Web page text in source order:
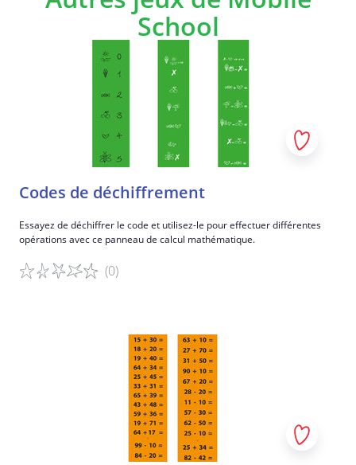
StreetSmart Play
Objectifs d'apprentissage spécifiques
Learn different yoga poses.
School
Codes de déchiffrement
Essayez de déchiffrer le code et utilisez-le pour effectuer différentes
opérations avec ce panneau de calcul mathématique.
(0)